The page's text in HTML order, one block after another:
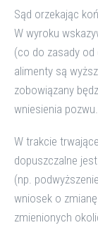
Sąd orzekając
W wyroku
(co do zasady
alimenty są
zobowiązany
wniesienia pozwu.
W trakcie
dopuszczalne
(np.
wniosek o
zmienionych